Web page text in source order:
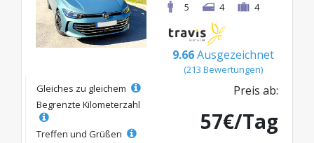
5
4 4
9.66 Ausgezeichnet
(213 Bewertungen)
Gleiches zu gleichem
Begrenzte Kilometerzahl
Treffen und Grüßen
Preis ab:
57€/Tag